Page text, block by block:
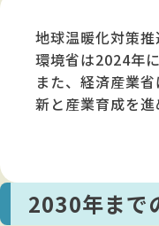
地球温暖化対策
環境省は2024年
また、経済産業
新と産業育成を
2030年まで